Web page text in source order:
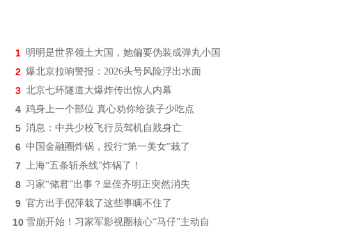
1 明明是世界领土大国，她偏要伪装成弹丸小国
2 爆北京拉响警报：2026头号风险浮出水面
3 北京七环隧道大爆炸传出惊人内幕
4 鸡身上一个部位 真心劝你给孩子少吃点
5 消息：中共少校飞行员驾机自戕身亡
6 中国金融圈炸锅，投行“第一美女”栽了
7 上海“五条斩杀线”炸锅了！
8 习家“储君”出事？皇侄齐明正突然消失
9 官方出手倪萍栽了这些事瞒不住了
10 雪崩开始！习家军影视圈核心“马仔”主动自